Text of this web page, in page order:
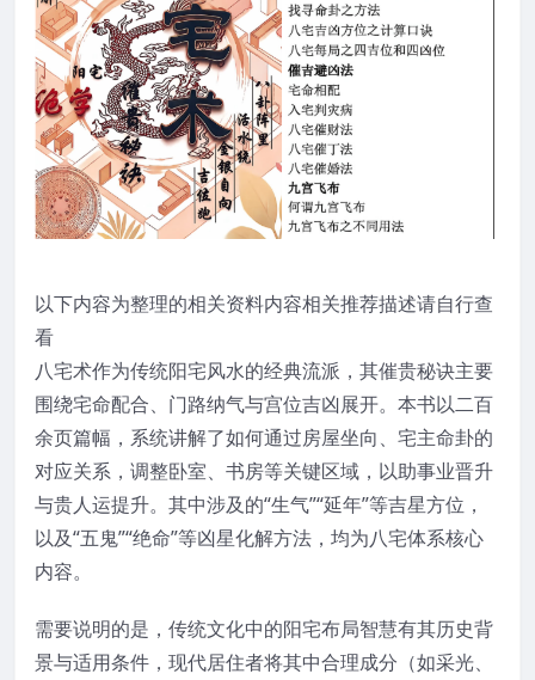
以下内容为整理的相关资料内容相关推荐描述请自行查
看
八宅术作为传统阳宅风水的经典流派，其催贵秘诀主要
围绕宅命配合、门路纳气与宫位吉凶展开。本书以二百
余页篇幅，系统讲解了如何通过房屋坐向、宅主命卦的
对应关系，调整卧室、书房等关键区域，以助事业晋升
与贵人运提升。其中涉及的“生气”“延年”等吉星方位，
以及“五鬼”“绝命”等凶星化解方法，均为八宅体系核心
内容。
需要说明的是，传统文化中的阳宅布局智慧有其历史背
景与适用条件，现代居住者将其中合理成分（如采光、